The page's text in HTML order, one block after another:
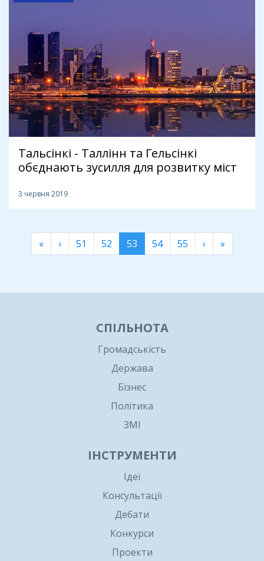
Тальсінкі - Таллінн та Гельсінкі
обєднають зусилля для розвитку міст
3 червня 2019
« ‹ 51 52 53 54 55 › »
СПІЛЬНОТА
Громадськість
Держава
Бізнес
Політика
ЗМІ
ІНСТРУМЕНТИ
Ідеї
Консультації
Дебати
Конкурси
Проекти